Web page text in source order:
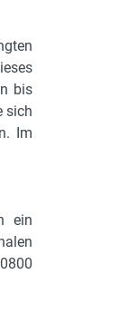
bis
sich
Im
ein